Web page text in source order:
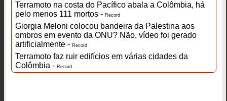
Terramoto na costa do Pacífico abala a Colômbia, há
pelo menos 111 mortos - Record
Giorgia Meloni colocou bandeira da Palestina aos
ombros em evento da ONU? Não, vídeo foi gerado
artificialmente - Record
Terramoto faz ruir edifícios em várias cidades da
Colômbia - Record